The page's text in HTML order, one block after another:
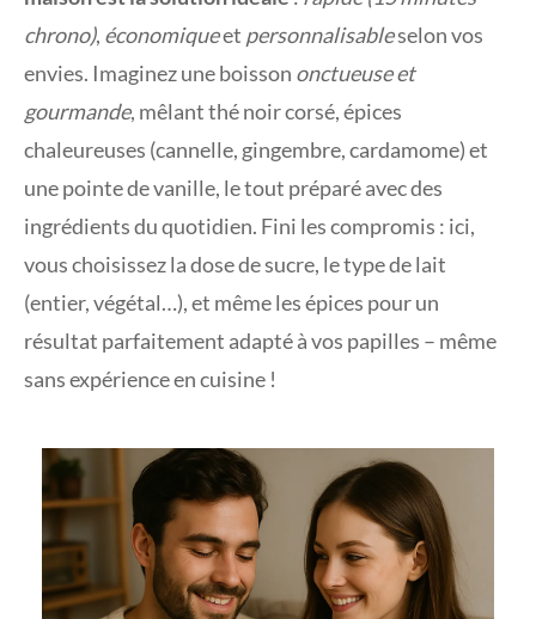
chrono), économiqueet personnalisableselon vos
envies. Imaginez une boisson onctueuse et
gourmande, mêlant thé noir corsé, épices
chaleureuses (cannelle, gingembre, cardamome) et
une pointe de vanille, le tout préparé avec des
ingrédients du quotidien. Fini les compromis : ici,
vous choisissez la dose de sucre, le type de lait
(entier, végétal…), et même les épices pour un
résultat parfaitement adapté à vos papilles – même
sans expérience en cuisine !